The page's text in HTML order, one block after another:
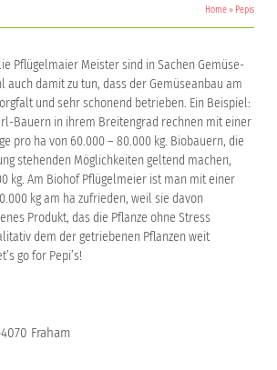
Home » Pepis
Pflügelmaier Meister sind in Sachen Gemüse-
auch damit zu tun, dass der Gemüseanbau am
und sehr schonend betrieben. Ein Beispiel:
Bauern in ihrem Breitengrad rechnen mit einer
pro ha von 60.000 – 80.000 kg. Biobauern, die
stehenden Möglichkeiten geltend machen,
kg. Am Biohof Pflügelmeier ist man mit einer
kg am ha zufrieden, weil sie davon
Produkt, das die Pflanze ohne Stress
dem der getriebenen Pflanzen weit
go for Pepi’s!
Fraham